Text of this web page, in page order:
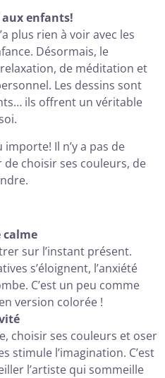
aux enfants!
plus rien à voir avec les
Désormais, le
de méditation et
Les dessins sont
ils offrent un véritable
importe! Il n’y a pas de
choisir ses couleurs, de
calme
sur l’instant présent.
s’éloignent, l’anxiété
C’est un peu comme
version colorée !
choisir ses couleurs et oser
stimule l’imagination. C’est
l’artiste qui sommeille